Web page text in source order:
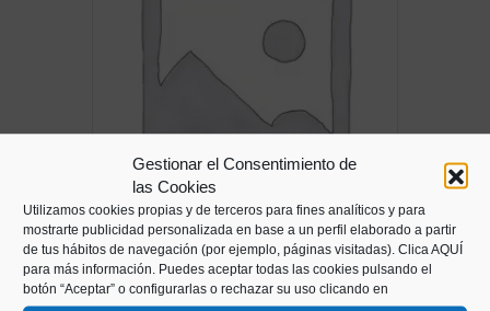
Gestionar el Consentimiento de
las Cookies
Utilizamos cookies propias y de terceros para fines analíticos y para
mostrarte publicidad personalizada en base a un perfil elaborado a partir
de tus hábitos de navegación (por ejemplo, páginas visitadas). Clica AQUÍ
para más información. Puedes aceptar todas las cookies pulsando el
botón “Aceptar” o configurarlas o rechazar su uso clicando en
Eraikinaren ebakigarriak
12,00€